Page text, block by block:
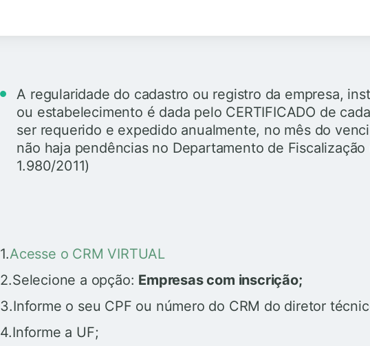
A regularidade do cadastro ou registro da empresa,
ou estabelecimento é dada pelo CERTIFICADO de
ser requerido e expedido anualmente, no mês do
não haja pendências no Departamento de Fiscalização
1.980/2011)
1.Acesse o CRM VIRTUAL
2.Selecione a opção: Empresas com inscrição;
3.Informe o seu CPF ou número do CRM do diretor
4.Informe a UF;